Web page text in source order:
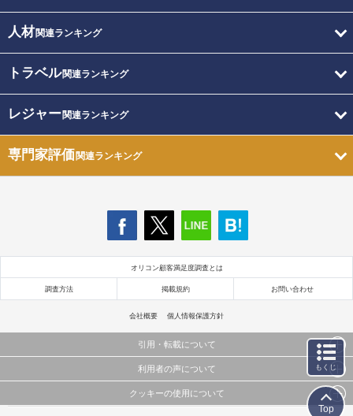
人材関連ランキング
トラベル関連ランキング
レジャー関連ランキング
専門家評価関連ランキング
オリコン顧客満足度調査とは
調査方法 掲載規約 お問い合わせ
会社概要 個人情報保護方針
引用・転載について
当サイトで公開されている情報（文字、写真、イラスト、画像データ等）及びこれらの配置・
これらの情報を権利者の許可なく無断転載・複製などの二次利用を行うことは固く禁じており
利用者の声について
当サイトに掲載している内容はすべてサービスの利用者が提出された見解・感想です。
クッキーの使用について
もくじ
Top